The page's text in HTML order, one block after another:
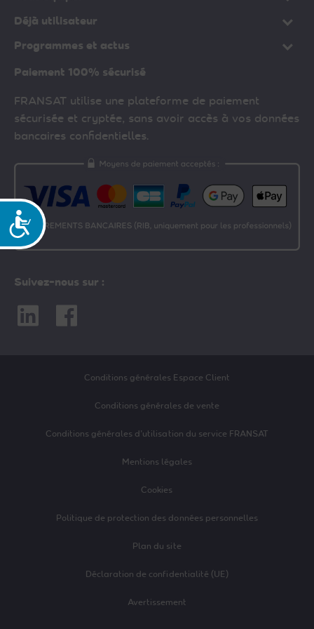
Accessibilité
Déjà utilisateur
Programmes et actus
Paiement 100% sécurisé
FRANSAT utilise une plateforme de paiement
sécurisée et cryptée, sans avoir accès à vos données
bancaires confidentielles.
Suivez-nous sur :
LinkedinFacebook
Conditions générales Espace Client
Conditions générales de vente
Conditions générales d’utilisation du service FRANSAT
Mentions légales
Cookies
Politique de protection des données personnelles
Plan du site
Déclaration de confidentialité (UE)
Avertissement